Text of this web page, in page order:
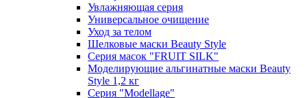
Увлажняющая серия
Универсальное очищение
Уход за телом
Шелковые маски Beauty Style
Серия масок "FRUIT SILK"
Моделирующие альгинатные маски Beauty
Style 1,2 кг
Серия "Modellage"